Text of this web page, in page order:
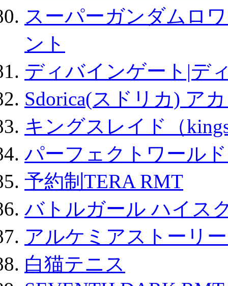
スーパーガンダムロ
ント
ディバインゲート|デ
Sdorica(スドリカ) ア
キングスレイド（
パーフェクトワール
予約制TERA RMT
バトルガール ハイス
アルケミアストーリ
白猫テニス